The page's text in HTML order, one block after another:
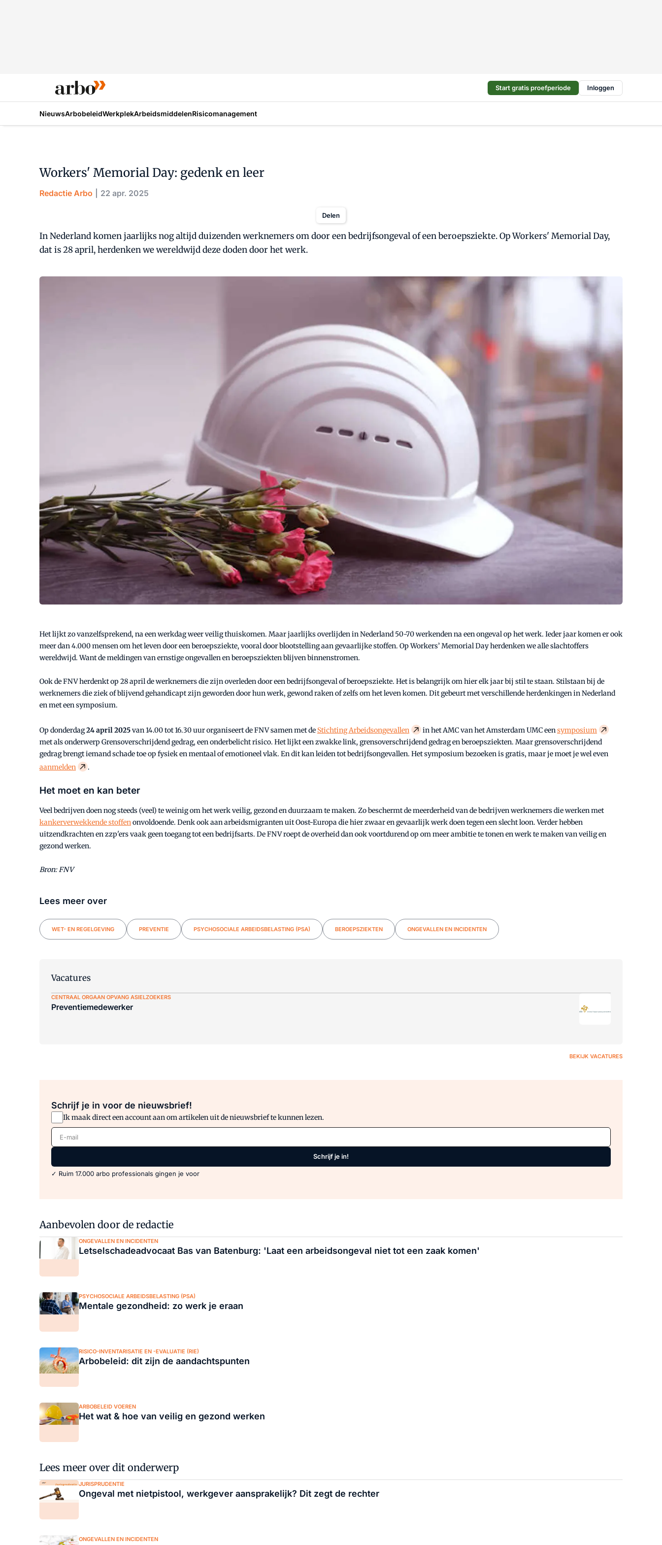
Start gratis proefperiode Inloggen
NieuwsArbobeleidWerkplekArbeidsmiddelenRisicomanagement
Workers' Memorial Day: gedenk en leer
Redactie Arbo 22 apr. 2025
Delen
In Nederland komen jaarlijks nog altijd duizenden werknemers om door een bedrijfsongeval of een beroepsziekte. Op Workers' Memorial Day,
dat is 28 april, herdenken we wereldwijd deze doden door het werk.
Het lijkt zo vanzelfsprekend, na een werkdag weer veilig thuiskomen. Maar jaarlijks overlijden in Nederland 50-70 werkenden na een ongeval op het werk. Ieder jaar komen er ook
meer dan 4.000 mensen om het leven door een beroepsziekte, vooral door blootstelling aan gevaarlijke stoffen. Op Workers’ Memorial Day herdenken we alle slachtoffers
wereldwijd. Want de meldingen van ernstige ongevallen en beroepsziekten blijven binnenstromen.
Ook de FNV herdenkt op 28 april de werknemers die zijn overleden door een bedrijfsongeval of beroepsziekte. Het is belangrijk om hier elk jaar bij stil te staan. Stilstaan bij de
werknemers die ziek of blijvend gehandicapt zijn geworden door hun werk, gewond raken of zelfs om het leven komen. Dit gebeurt met verschillende herdenkingen in Nederland
en met een symposium.
Op donderdag24 april 2025van 14.00 tot 16.30 uur organiseert de FNV samen met de Stichting Arbeidsongevallen in het AMC van het Amsterdam UMC een symposium
met als onderwerp Grensoverschrijdend gedrag, een onderbelicht risico. Het lijkt een zwakke link, grensoverschrijdend gedrag en beroepsziekten. Maar grensoverschrijdend
gedrag brengt iemand schade toe op fysiek en mentaal of emotioneel vlak. En dit kan leiden tot bedrijfsongevallen. Het symposium bezoeken is gratis, maar je moet je wel even
aanmelden
.
Het moet en kan beter
Veel bedrijven doen nog steeds (veel) te weinig om het werk veilig, gezond en duurzaam te maken. Zo beschermt de meerderheid van de bedrijven werknemers die werken met
kankerverwekkende stoffen onvoldoende. Denk ook aan arbeidsmigranten uit Oost-Europa die hier zwaar en gevaarlijk werk doen tegen een slecht loon. Verder hebben
uitzendkrachten en zzp'ers vaak geen toegang tot een bedrijfsarts. De FNV roept de overheid dan ook voortdurend op om meer ambitie te tonen en werk te maken van veilig en
gezond werken.
Bron: FNV
Lees meer over
WET- EN REGELGEVING PREVENTIE PSYCHOSOCIALE ARBEIDSBELASTING (PSA) BEROEPSZIEKTEN ONGEVALLEN EN INCIDENTEN
Vacatures
CENTRAAL ORGAAN OPVANG ASIELZOEKERS
Preventiemedewerker
BEKIJK VACATURES
Schrijf je in voor de nieuwsbrief!
Ik maak direct een account aan om artikelen uit de nieuwsbrief te kunnen lezen.
E-mail
Schrijf je in!
✓ Ruim 17.000 arbo professionals gingen je voor
Aanbevolen door de redactie
ONGEVALLEN EN INCIDENTEN
Letselschadeadvocaat Bas van Batenburg: 'Laat een arbeidsongeval niet tot een zaak komen'
PSYCHOSOCIALE ARBEIDSBELASTING (PSA)
Mentale gezondheid: zo werk je eraan
RISICO-INVENTARISATIE EN -EVALUATIE (RIE)
Arbobeleid: dit zijn de aandachtspunten
ARBOBELEID VOEREN
Het wat & hoe van veilig en gezond werken
Lees meer over dit onderwerp
JURISPRUDENTIE
Ongeval met nietpistool, werkgever aansprakelijk? Dit zegt de rechter
ONGEVALLEN EN INCIDENTEN